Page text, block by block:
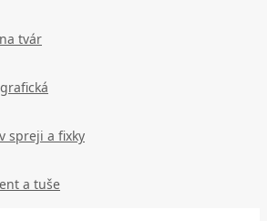
tvár
spreji a fixky
a tuše